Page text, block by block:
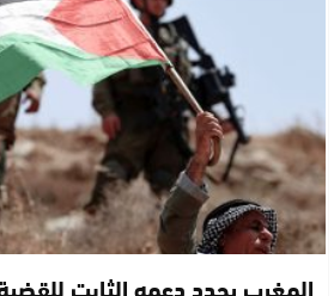
المغرب يجدد دعمه الثابت